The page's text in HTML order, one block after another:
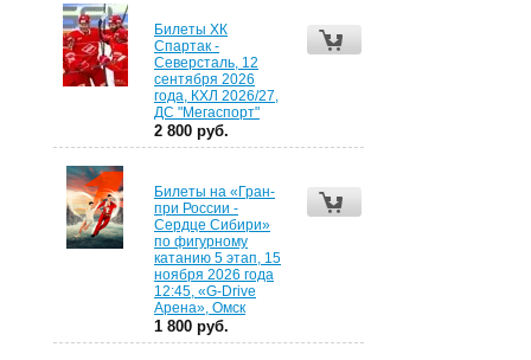
Билеты ХК
Спартак -
Северсталь, 12
сентября 2026
года, КХЛ 2026/27,
ДС "Мегаспорт"
2 800 руб.
Билеты на «Гран-
при России -
Сердце Сибири»
по фигурному
катанию 5 этап, 15
ноября 2026 года
12:45, «G-Drive
Арена», Омск
1 800 руб.